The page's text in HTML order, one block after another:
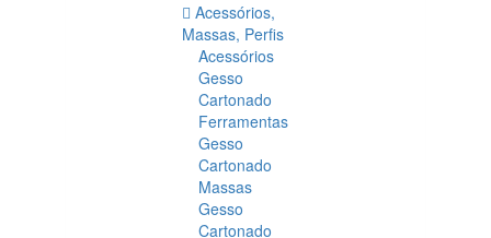
Acessórios,
Massas, Perfis
Acessórios
Gesso
Cartonado
Ferramentas
Gesso
Cartonado
Massas
Gesso
Cartonado